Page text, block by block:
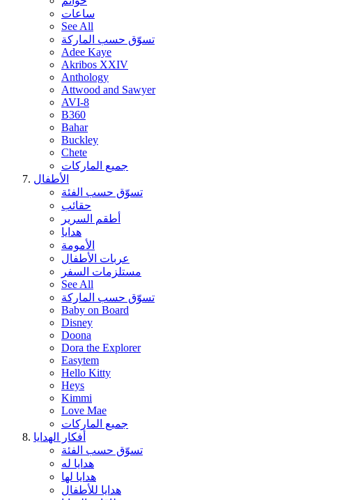
ساعات
See All
تسوّق حسب الماركة
Adee Kaye
Akribos XXIV
Anthology
Attwood and Sawyer
AVI-8
B360
Bahar
Buckley
Chete
جميع الماركات
الأطفال
تسوّق حسب الفئة
حقائب
أطقم السرير
هدايا
الأمومة
عربات الأطفال
مستلزمات السفر
See All
تسوّق حسب الماركة
Baby on Board
Disney
Doona
Dora the Explorer
Easytem
Hello Kitty
Heys
Kimmi
Love Mae
جميع الماركات
أفكار الهدايا
تسوّق حسب الفئة
هدايا له
هدايا لها
هدايا للأطفال